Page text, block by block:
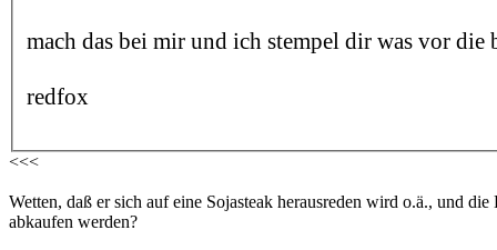
mach das bei mir und ich stempel dir was vor die
redfox
<<<
Wetten, daß er sich auf eine Sojasteak herausreden wird o.ä., und
abkaufen werden?